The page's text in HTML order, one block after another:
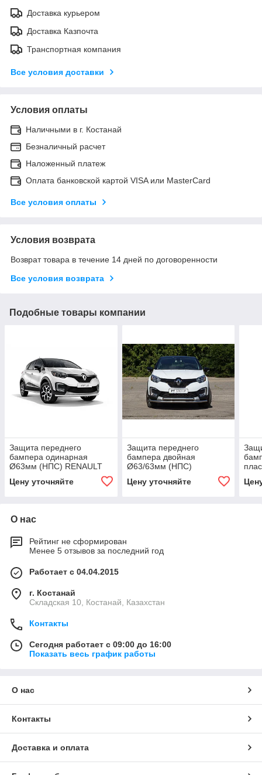
Доставка курьером
Доставка Казпочта
Транспортная компания
Все условия доставки
Условия оплаты
Наличными в г. Костанай
Безналичный расчет
Наложенный платеж
Оплата банковской картой VISA или MasterCard
Все условия оплаты
Условия возврата
Возврат товара в течение 14 дней по договоренности
Все условия возврата
Подобные товары компании
Защита переднего
бампера одинарная
Ø63мм (НПС) RENAULT
Цену уточняйте
Защита переднего
бампера двойная
Ø63/63мм (НПС)
Цену уточняйте
О нас
Рейтинг не сформирован
Менее 5 отзывов за последний год
Работает с 04.04.2015
г. Костанай
Складская 10, Костанай, Казахстан
Контакты
Сегодня работает с 09:00 до 16:00
Показать весь график работы
О нас
Контакты
Доставка и оплата